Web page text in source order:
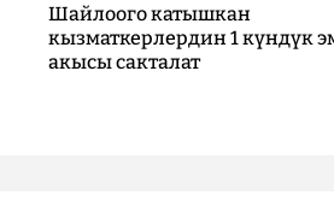
Шайлоого катышкан
кызматкерлердин 1 күндүк
акысы сакталат